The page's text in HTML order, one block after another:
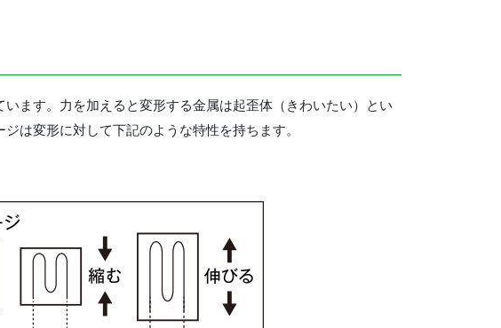
ます。力を加えると変形する金属は起歪体（きわいたい）とい
は変形に対して下記のような特性を持ちます。